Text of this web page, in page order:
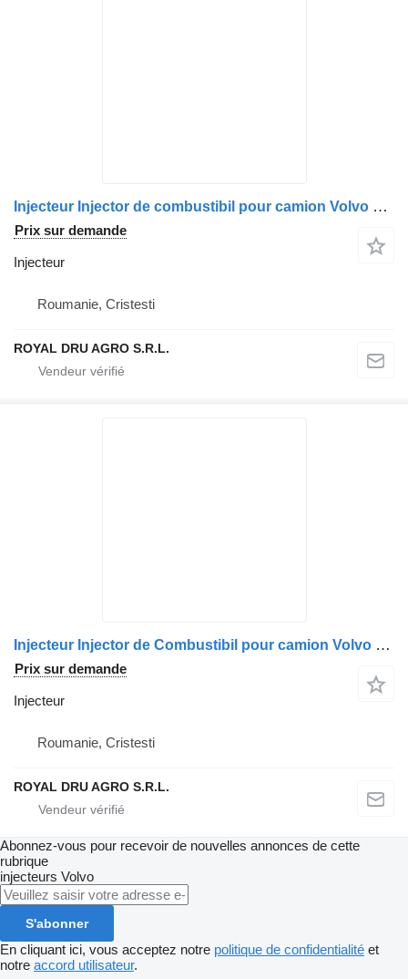
Injecteur Injector de combustibil pour camion Volvo – Coduri 20584345, 20972225, 21371672, 85000986, 85126549, 850003263, 7420972225, 7421371672
Prix sur demande
Injecteur
Roumanie, Cristesti
ROYAL DRU AGRO S.R.L.
Injecteur Injector de Combustibil pour camion Volvo 1677154/8112556/8118556
Prix sur demande
Injecteur
Roumanie, Cristesti
ROYAL DRU AGRO S.R.L.
Abonnez-vous pour recevoir de nouvelles annonces de cette
rubrique
injecteurs Volvo
S'abonner
En cliquant ici, vous acceptez notre politique de confidentialité et
notre accord utilisateur.